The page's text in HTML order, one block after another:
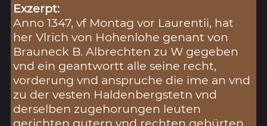
Exzerpt:
Anno 1347, vf Montag vor Laurentii, hat
her Vlrich von Hohenlohe genant von
Brauneck B. Albrechten zu W gegeben
vnd ein geantwortt alle seine recht,
vorderung vnd anspruche die ime an vnd
zu der vesten Haldenbergstetn vnd
derselben zugehorungen leuten
gerichten gutern vnd rechten gebürten,